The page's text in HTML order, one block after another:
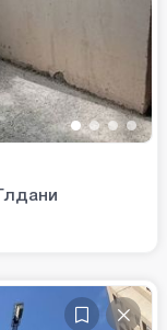
••••